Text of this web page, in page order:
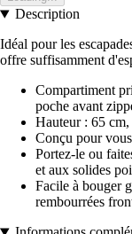
Description
Idéal pour les
offre suffisamment
Compartiment
poche avant
Hauteur : 65
Conçu pour
Portez-le ou
et aux solides
Facile à bouger
rembourrées